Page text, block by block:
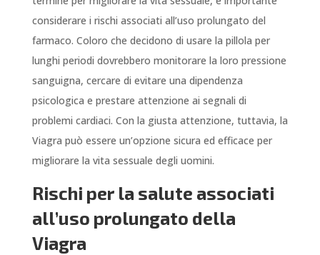
considerare i rischi associati all’uso prolungato del
farmaco. Coloro che decidono di usare la pillola per
lunghi periodi dovrebbero monitorare la loro pressione
sanguigna, cercare di evitare una dipendenza
psicologica e prestare attenzione ai segnali di
problemi cardiaci. Con la giusta attenzione, tuttavia, la
Viagra può essere un’opzione sicura ed efficace per
migliorare la vita sessuale degli uomini.
Rischi per la salute associati
all’uso prolungato della
Viagra